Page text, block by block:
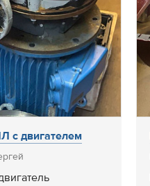
с двигателем